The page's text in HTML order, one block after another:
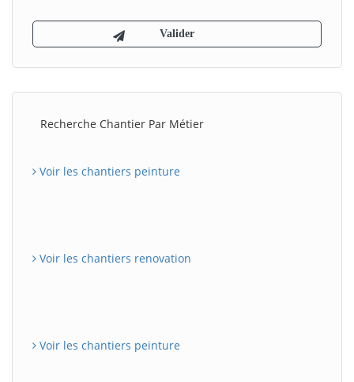
Recherche Chantier Par Métier
Voir les chantiers peinture
Voir les chantiers renovation
Voir les chantiers peinture